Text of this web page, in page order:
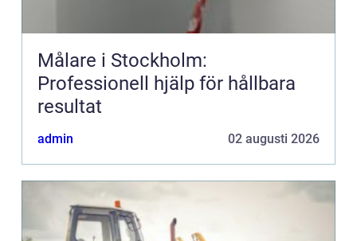
Målare i Stockholm:
Professionell hjälp för hållbara
resultat
admin 02 augusti 2026